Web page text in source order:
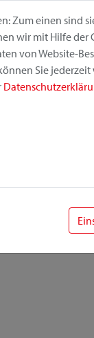
Zum einen sind
wir mit Hilfe der
von Website-
Sie